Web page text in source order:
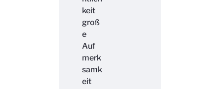
keit
groß
e
Auf
merk
samk
eit